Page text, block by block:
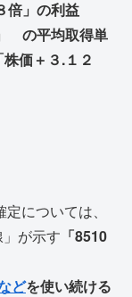
倍」の利益
」 の平均取得単
価＋３.１２
定については、
が示す 「8510
どを使い続ける